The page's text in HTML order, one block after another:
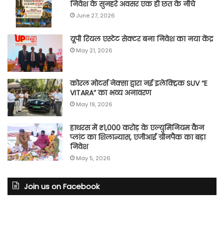
निवेश के सुनहरे अवसर एक ही छत के नीचे
June 27, 2026
यूपी रियल एस्टेट सेक्टर बना निवेश का नया केंद्र
May 21, 2026
कोरल मोटर्स नेक्सा द्वारा नई इलेक्ट्रिक SUV “E
VITARA” का भव्य अनावरण
May 19, 2026
हाथरस में ₹1,000 करोड़ के एल्युमिनियम कैन
प्लांट का शिलान्यास, एजीआई ग्रीनपैक का बड़ा
निवेश
May 5, 2026
Join us on Facebook